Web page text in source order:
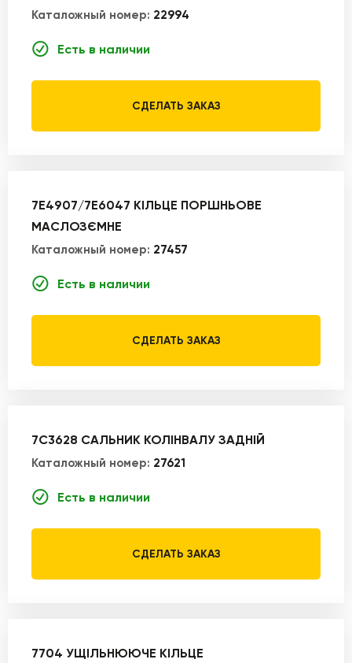
Каталожный номер: 22994
Есть в наличии
СДЕЛАТЬ ЗАКАЗ
7E4907/7E6047 КІЛЬЦЕ ПОРШНЬОВЕ
МАСЛОЗЄМНЕ
Каталожный номер: 27457
Есть в наличии
СДЕЛАТЬ ЗАКАЗ
7C3628 САЛЬНИК КОЛІНВАЛУ ЗАДНІЙ
Каталожный номер: 27621
Есть в наличии
СДЕЛАТЬ ЗАКАЗ
7704 УЩІЛЬНЮЮЧЕ КІЛЬЦЕ